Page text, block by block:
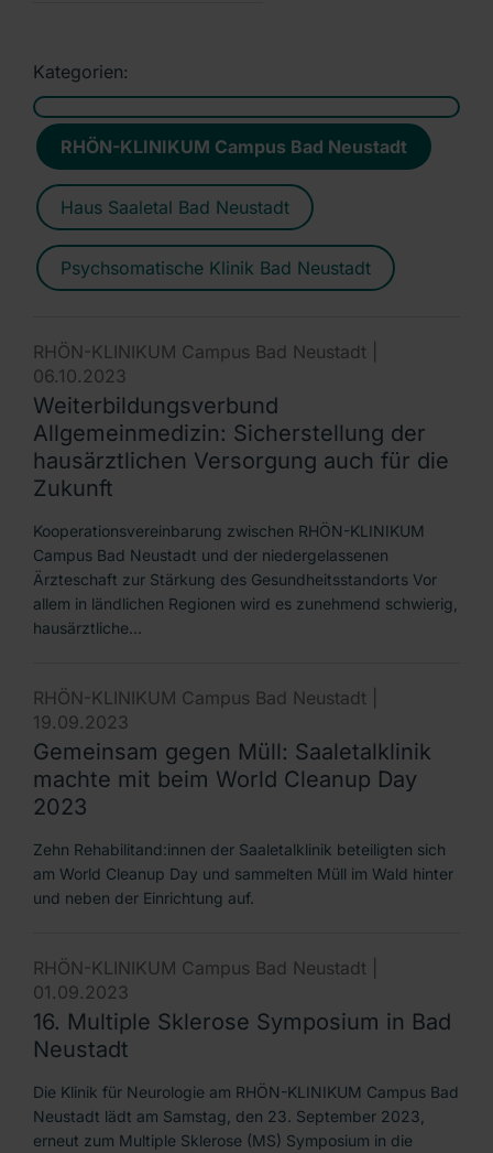
Kategorien:
RHÖN-KLINIKUM Campus Bad Neustadt
Haus Saaletal Bad Neustadt
Psychsomatische Klinik Bad Neustadt
RHÖN-KLINIKUM Campus Bad Neustadt |
06.10.2023
Weiterbildungsverbund
Allgemeinmedizin: Sicherstellung der
hausärztlichen Versorgung auch für die
Zukunft
Kooperationsvereinbarung zwischen RHÖN-KLINIKUM
Campus Bad Neustadt und der niedergelassenen
Ärzteschaft zur Stärkung des Gesundheitsstandorts Vor
allem in ländlichen Regionen wird es zunehmend schwierig,
hausärztliche…
RHÖN-KLINIKUM Campus Bad Neustadt |
19.09.2023
Gemeinsam gegen Müll: Saaletalklinik
machte mit beim World Cleanup Day
2023
Zehn Rehabilitand:innen der Saaletalklinik beteiligten sich
am World Cleanup Day und sammelten Müll im Wald hinter
und neben der Einrichtung auf.
RHÖN-KLINIKUM Campus Bad Neustadt |
01.09.2023
16. Multiple Sklerose Symposium in Bad
Neustadt
Die Klinik für Neurologie am RHÖN-KLINIKUM Campus Bad
Neustadt lädt am Samstag, den 23. September 2023,
erneut zum Multiple Sklerose (MS) Symposium in die